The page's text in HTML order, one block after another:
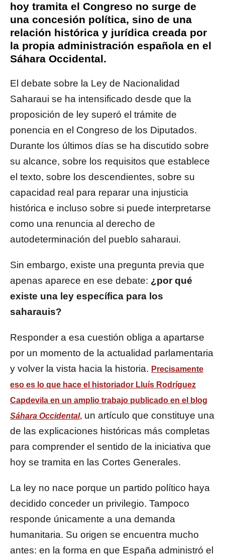
hoy tramita el Congreso no surge de
una concesión política, sino de una
relación histórica y jurídica creada por
la propia administración española en el
Sáhara Occidental.
El debate sobre la Ley de Nacionalidad
Saharaui se ha intensificado desde que la
proposición de ley superó el trámite de
ponencia en el Congreso de los Diputados.
Durante los últimos días se ha discutido sobre
su alcance, sobre los requisitos que establece
el texto, sobre los descendientes, sobre su
capacidad real para reparar una injusticia
histórica e incluso sobre si puede interpretarse
como una renuncia al derecho de
autodeterminación del pueblo saharaui.
Sin embargo, existe una pregunta previa que
apenas aparece en ese debate: ¿por qué
existe una ley específica para los
saharauis?
Responder a esa cuestión obliga a apartarse
por un momento de la actualidad parlamentaria
y volver la vista hacia la historia. Precisamente
eso es lo que hace el historiador Lluís Rodríguez
Capdevila en un amplio trabajo publicado en el blog
Sáhara Occidental, un artículo que constituye una
de las explicaciones históricas más completas
para comprender el sentido de la iniciativa que
hoy se tramita en las Cortes Generales.
La ley no nace porque un partido político haya
decidido conceder un privilegio. Tampoco
responde únicamente a una demanda
humanitaria. Su origen se encuentra mucho
antes: en la forma en que España administró el